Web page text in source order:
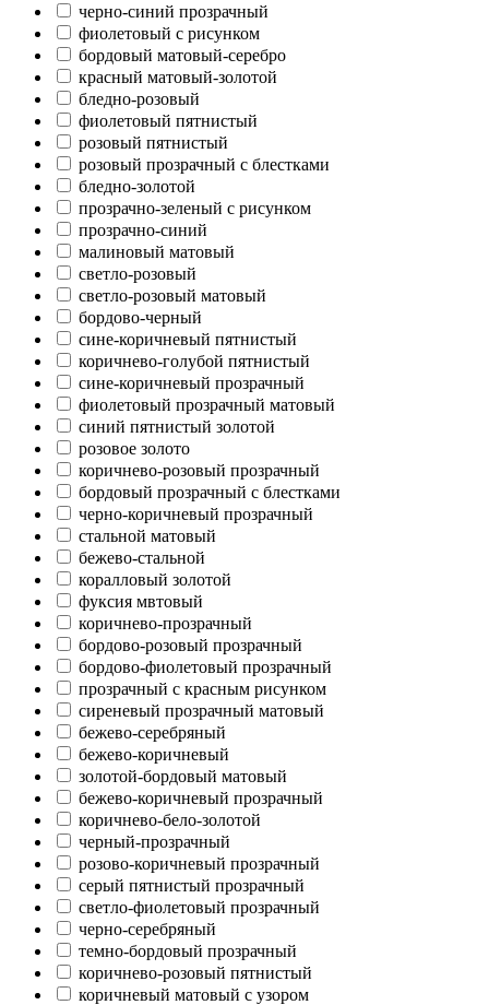
черно-синий прозрачный
фиолетовый с рисунком
бордовый матовый-серебро
красный матовый-золотой
бледно-розовый
фиолетовый пятнистый
розовый пятнистый
розовый прозрачный с блестками
бледно-золотой
прозрачно-зеленый с рисунком
прозрачно-синий
малиновый матовый
светло-розовый
светло-розовый матовый
бордово-черный
сине-коричневый пятнистый
коричнево-голубой пятнистый
сине-коричневый прозрачный
фиолетовый прозрачный матовый
синий пятнистый золотой
розовое золото
коричнево-розовый прозрачный
бордовый прозрачный с блестками
черно-коричневый прозрачный
стальной матовый
бежево-стальной
коралловый золотой
фуксия мвтовый
коричнево-прозрачный
бордово-розовый прозрачный
бордово-фиолетовый прозрачный
прозрачный с красным рисунком
сиреневый прозрачный матовый
бежево-серебряный
бежево-коричневый
золотой-бордовый матовый
бежево-коричневый прозрачный
коричнево-бело-золотой
черный-прозрачный
розово-коричневый прозрачный
серый пятнистый прозрачный
светло-фиолетовый прозрачный
черно-серебряный
темно-бордовый прозрачный
коричнево-розовый пятнистый
коричневый матовый с узором